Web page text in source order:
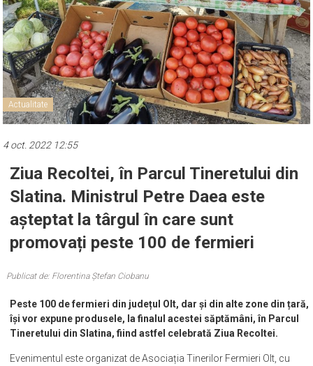
Actualitate
4 oct. 2022 12:55
Ziua Recoltei, în Parcul Tineretului din
Slatina. Ministrul Petre Daea este
așteptat la târgul în care sunt
promovați peste 100 de fermieri
Publicat de: Florentina Ștefan Ciobanu
Peste 100 de fermieri din județul Olt, dar și din alte zone din țară,
își vor expune produsele, la finalul acestei săptămâni, în Parcul
Tineretului din Slatina, fiind astfel celebrată Ziua Recoltei.
Evenimentul este organizat de Asociația Tinerilor Fermieri Olt, cu